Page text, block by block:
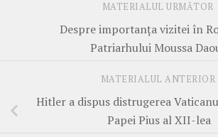
MATERIALUL URMĂTOR
Despre importanţa vizitei în
Patriarhului Moussa
MATERIALUL ANTERIOR
Hitler a dispus distrugerea
Papei Pius al XII-lea